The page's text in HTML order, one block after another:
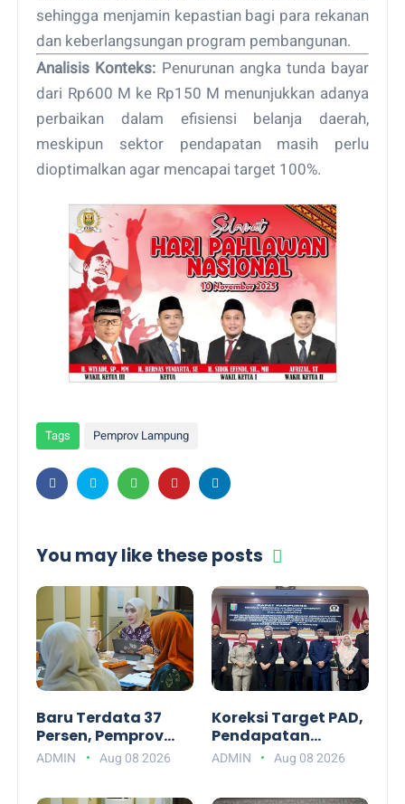
sehingga menjamin kepastian bagi para rekanan
dan keberlangsungan program pembangunan.
Analisis Konteks: Penurunan angka tunda bayar
dari Rp600 M ke Rp150 M menunjukkan adanya
perbaikan dalam efisiensi belanja daerah,
meskipun sektor pendapatan masih perlu
dioptimalkan agar mencapai target 100%.
Tags Pemprov Lampung
You may like these posts
Baru Terdata 37
Persen, Pemprov
Lampung Dorong
Tanggamus
ADMIN Aug 08 2026
Koreksi Target PAD,
Pendapatan
Daerah Lampung
pada APBD-P 2026
ADMIN Aug 08 2026